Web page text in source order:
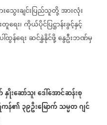
းသွေးချင်းပြည်သူတို့အားလုံး
ရေး၊ကိုယ်ပိုင်ပြဋ္ဌာန်းခွင့်နှင့်
ါ်ထွန်ရေးဆင်နွှဲနိုင်ဖို့နွေဦးဘဏ်မှ
နှိုးဆော်သူ၊ဒေါ်အောင်ဆန်းစု
ကန်၏၃၉ဦးမြောက်သမ္မတဂျင်